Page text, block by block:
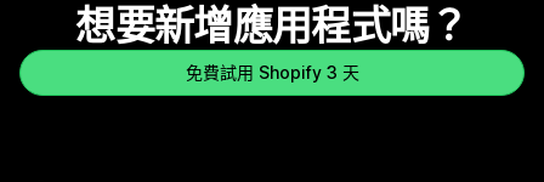
想要新增應用程式嗎？
免費試用 Shopify 3 天